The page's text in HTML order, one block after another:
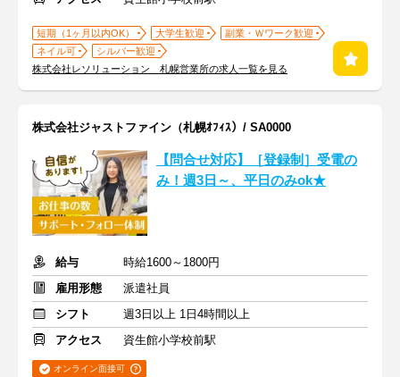
短期（1ヶ月以内OK） 大学生歓迎
副業・Ｗワーク歓迎
ネイル可
シルバー歓迎
株式会社レソリューション 札幌営業所の求人一覧を見る
株式会社ジャストファイン（札幌ｵﾌｨｽ）/ SA0000
【問合せ対応】［登録制］受電の
み！週3日～、平日のみok★
給与
時給1600～1800円
雇用形態
派遣社員
シフト
週3日以上 1日4時間以上
アクセス
資生館小学校前駅
オンライン面接可